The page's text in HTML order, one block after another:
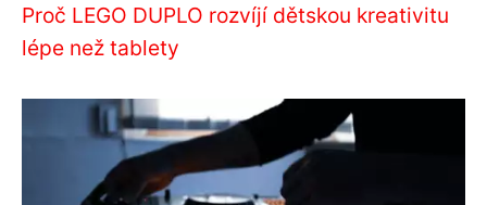
Proč LEGO DUPLO rozvíjí dětskou kreativitu
lépe než tablety